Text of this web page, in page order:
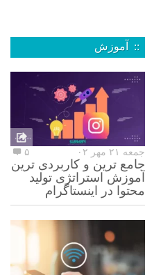
:: آموزش
جمعه ۲۱ مهر ۰۲ ۵
جامع ترین و کاربردی ترین
آموزش استراتژی تولید
محتوا در اینستاگرام